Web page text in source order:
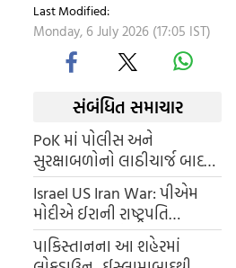
Last Modified:
Monday, 6 July 2026 (17:05 IST)
સંબંધિત સમાચાર
PoK માં પોલીસ અને
સુરક્ષાબળોનો લાઠીચાર્જ બાદ
હિંસક બન્યુ પ્રદર્શન, 12 ના મોત
50 થી વઘુ ઘાયલ
Israel US Iran War: પીએમ
મોદીએ ઈરાની રાષ્ટ્રપતિ
પેજેશ્કિયન સાથે ફોન પર કરી
વાત, આ મહત્વના મુદ્દા પર થઈ
પાકિસ્તાનના આ શહેરમાં